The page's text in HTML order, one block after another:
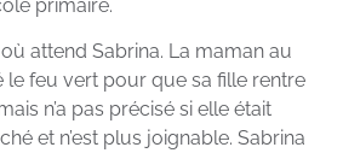
primaire.
attend Sabrina. La maman au
le feu vert pour que sa fille rentre
n’a pas précisé si elle était
et n’est plus joignable. Sabrina